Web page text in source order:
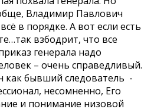
Владимир Павлович
в порядке. А вот если есть
взбодрит, что все
генерала надо
– очень справедливый.
как бывший следователь -
несомненно, Его
и понимание низовой